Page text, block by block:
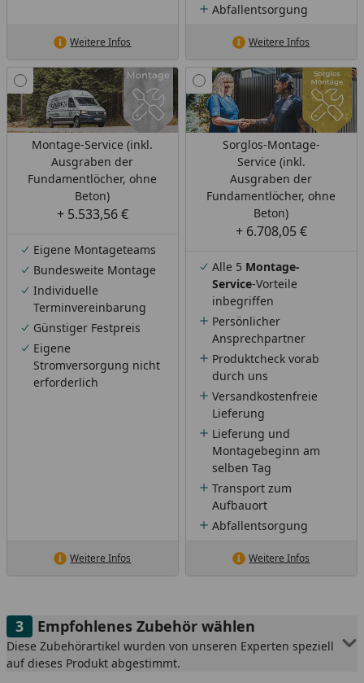
Weitere Infos
Abfallentsorgung
Weitere Infos
Montage-Service (inkl.
Ausgraben der
Fundamentlöcher, ohne
Beton)
+ 5.533,56 €
Eigene Montageteams
Bundesweite Montage
Individuelle
Terminvereinbarung
Günstiger Festpreis
Eigene
Stromversorgung nicht
erforderlich
Weitere Infos
Sorglos-Montage-
Service (inkl.
Ausgraben der
Fundamentlöcher, ohne
Beton)
+ 6.708,05 €
Alle 5 Montage-
Service-Vorteile
inbegriffen
Persönlicher
Ansprechpartner
Produktcheck vorab
durch uns
Versandkostenfreie
Lieferung
Lieferung und
Montagebeginn am
selben Tag
Transport zum
Aufbauort
Abfallentsorgung
Weitere Infos
Empfohlenes Zubehör wählen
Diese Zubehörartikel wurden von unseren Experten speziell
auf dieses Produkt abgestimmt.